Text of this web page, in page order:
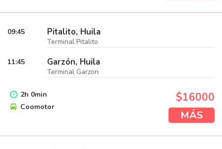
09:45 Pitalito, Huila
Terminal Pitalito
11:45 Garzón, Huila
Terminal Garzon
2h 0min
Coomotor
$16000
MÁS